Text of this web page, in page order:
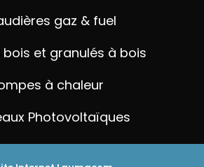
gaz & fuel
bois et granulés à bois
à chaleur
Photovoltaïques